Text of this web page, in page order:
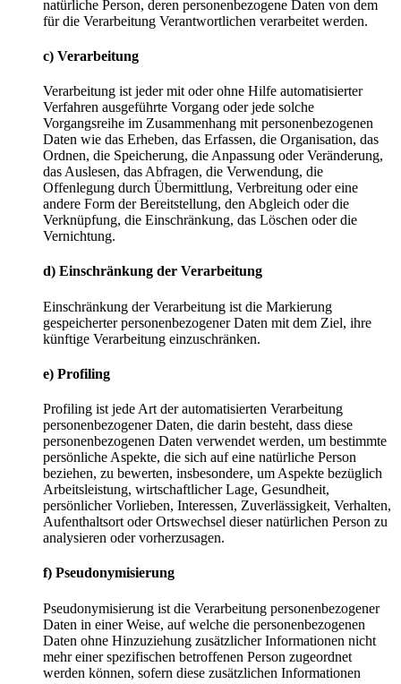
natürliche Person, deren personenbezogene Daten von dem
für die Verarbeitung Verantwortlichen verarbeitet werden.
c) Verarbeitung
Verarbeitung ist jeder mit oder ohne Hilfe automatisierter
Verfahren ausgeführte Vorgang oder jede solche
Vorgangsreihe im Zusammenhang mit personenbezogenen
Daten wie das Erheben, das Erfassen, die Organisation, das
Ordnen, die Speicherung, die Anpassung oder Veränderung,
das Auslesen, das Abfragen, die Verwendung, die
Offenlegung durch Übermittlung, Verbreitung oder eine
andere Form der Bereitstellung, den Abgleich oder die
Verknüpfung, die Einschränkung, das Löschen oder die
Vernichtung.
d) Einschränkung der Verarbeitung
Einschränkung der Verarbeitung ist die Markierung
gespeicherter personenbezogener Daten mit dem Ziel, ihre
künftige Verarbeitung einzuschränken.
e) Profiling
Profiling ist jede Art der automatisierten Verarbeitung
personenbezogener Daten, die darin besteht, dass diese
personenbezogenen Daten verwendet werden, um bestimmte
persönliche Aspekte, die sich auf eine natürliche Person
beziehen, zu bewerten, insbesondere, um Aspekte bezüglich
Arbeitsleistung, wirtschaftlicher Lage, Gesundheit,
persönlicher Vorlieben, Interessen, Zuverlässigkeit, Verhalten,
Aufenthaltsort oder Ortswechsel dieser natürlichen Person zu
analysieren oder vorherzusagen.
f) Pseudonymisierung
Pseudonymisierung ist die Verarbeitung personenbezogener
Daten in einer Weise, auf welche die personenbezogenen
Daten ohne Hinzuziehung zusätzlicher Informationen nicht
mehr einer spezifischen betroffenen Person zugeordnet
werden können, sofern diese zusätzlichen Informationen